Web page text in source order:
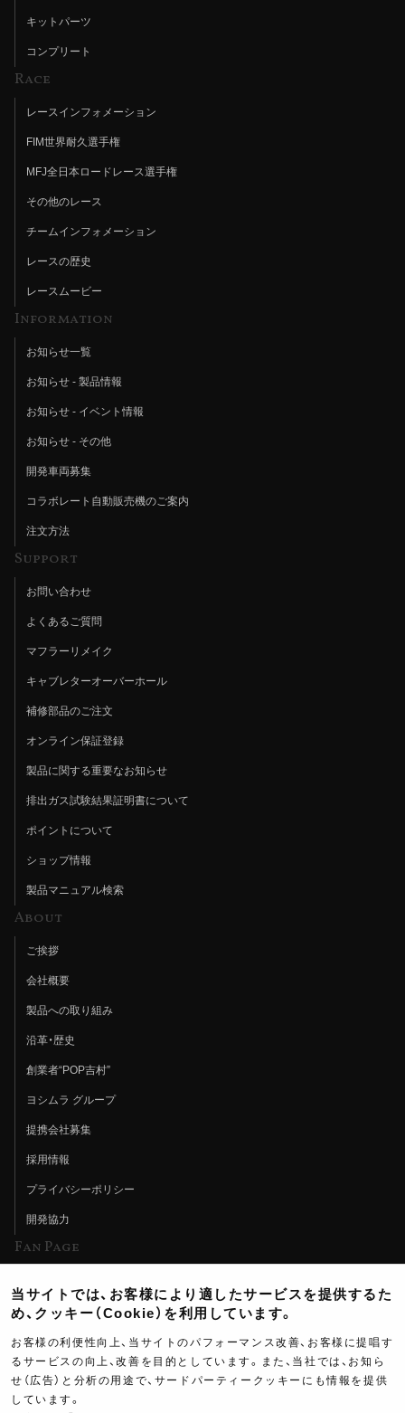
キットパーツ
コンプリート
Race
レースインフォメーション
FIM世界耐久選手権
MFJ全日本ロードレース選手権
その他のレース
チームインフォメーション
レースの歴史
レースムービー
Information
お知らせ一覧
お知らせ - 製品情報
お知らせ - イベント情報
お知らせ - その他
開発車両募集
コラボレート自動販売機のご案内
注文方法
Support
お問い合わせ
よくあるご質問
マフラーリメイク
キャブレターオーバーホール
補修部品のご注文
オンライン保証登録
製品に関する重要なお知らせ
排出ガス試験結果証明書について
ポイントについて
ショップ情報
製品マニュアル検索
About
ご挨拶
会社概要
製品への取り組み
沿革・歴史
創業者“POP吉村”
ヨシムラ グループ
提携会社募集
採用情報
プライバシーポリシー
開発協力
Fan Page
ヨシムラTV
イベント情報
イベントスケジュール
ツーリングブレイクタイム
当サイトでは、お客様により適したサービスを提供するた
め、クッキー（Cookie）を利用しています。
お客様の利便性向上、当サイトのパフォーマンス改善、お客様に提唱す
るサービスの向上、改善を目的としています。また、当社では、お知ら
せ（広告）と分析の用途で、サードパーティークッキーにも情報を提供
しています。